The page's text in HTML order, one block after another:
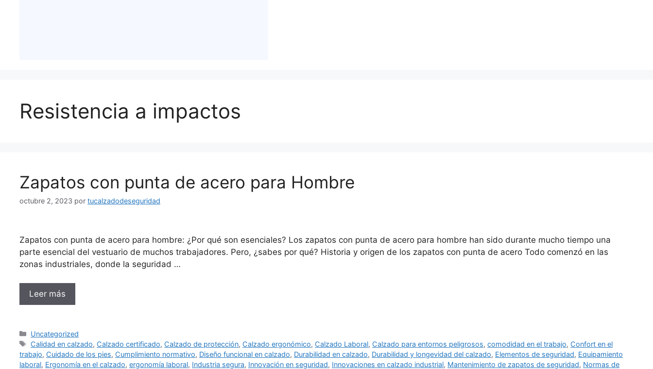
Resistencia a impactos
Zapatos con punta de acero para Hombre
octubre 2, 2023 por tucalzadodeseguridad
Zapatos con punta de acero para hombre: ¿Por qué son esenciales? Los zapatos con punta de acero para hombre han sido durante mucho tiempo una
parte esencial del vestuario de muchos trabajadores. Pero, ¿sabes por qué? Historia y origen de los zapatos con punta de acero Todo comenzó en las
zonas industriales, donde la seguridad …
Leer más
Categorías
Uncategorized
Etiquetas
Calidad en calzado, Calzado certificado, Calzado de protección, Calzado ergonómico, Calzado Laboral, Calzado para entornos peligrosos,comodidad en el trabajo, Confort en el
trabajo, Cuidado de los pies, Cumplimiento normativo, Diseño funcional en calzado, Durabilidad en calzado, Durabilidad y longevidad del calzado, Elementos de seguridad, Equipamiento
laboral, Ergonomía en el calzado, ergonomía laboral, Industria segura, Innovación en seguridad, Innovaciones en calzado industrial, Mantenimiento de zapatos de seguridad, Normas de